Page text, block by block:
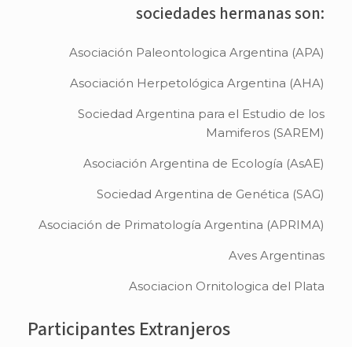
sociedades hermanas son:
Asociación Paleontologica Argentina (APA)
Asociación Herpetológica Argentina (AHA)
Sociedad Argentina para el Estudio de los
Mamiferos (SAREM)
Asociación Argentina de Ecología (AsAE)
Sociedad Argentina de Genética (SAG)
Asociación de Primatología Argentina (APRIMA)
Aves Argentinas
Asociacion Ornitologica del Plata
Participantes Extranjeros